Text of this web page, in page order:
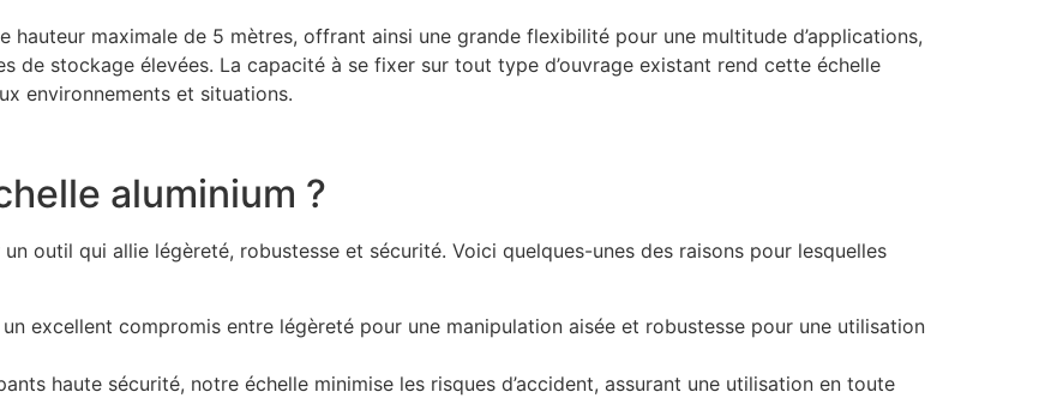
hauteur maximale de 5 mètres, offrant ainsi une grande flexibilité pour une multitude d’applications,
de stockage élevées. La capacité à se fixer sur tout type d’ouvrage existant rend cette échelle
environnements et situations.
aluminium ?
outil qui allie légèreté, robustesse et sécurité. Voici quelques-unes des raisons pour lesquelles
un excellent compromis entre légèreté pour une manipulation aisée et robustesse pour une utilisation
haute sécurité, notre échelle minimise les risques d’accident, assurant une utilisation en toute